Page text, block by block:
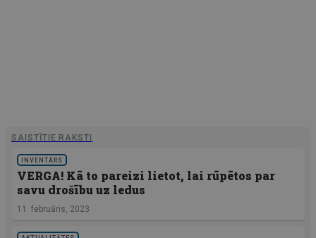
SAISTĪTIE RAKSTI
INVENTĀRS
VERGA! Kā to pareizi lietot, lai rūpētos par
savu drošību uz ledus
11. februāris, 2023